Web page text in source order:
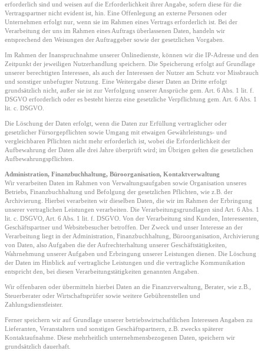
erforderlich sind und weisen auf die Erforderlichkeit ihrer Angabe, sofern diese für die
Vertragspartner nicht evident ist, hin. Eine Offenlegung an externe Personen oder
Unternehmen erfolgt nur, wenn sie im Rahmen eines Vertrags erforderlich ist. Bei der
Verarbeitung der uns im Rahmen eines Auftrags überlassenen Daten, handeln wir
entsprechend den Weisungen der Auftraggeber sowie der gesetzlichen Vorgaben.
Im Rahmen der Inanspruchnahme unserer Onlinedienste, können wir die IP-Adresse und den
Zeitpunkt der jeweiligen Nutzerhandlung speichern. Die Speicherung erfolgt auf Grundlage
unserer berechtigten Interessen, als auch der Interessen der Nutzer am Schutz vor Missbrauch
und sonstiger unbefugter Nutzung. Eine Weitergabe dieser Daten an Dritte erfolgt
grundsätzlich nicht, außer sie ist zur Verfolgung unserer Ansprüche gem. Art. 6 Abs. 1 lit. f.
DSGVO erforderlich oder es besteht hierzu eine gesetzliche Verpflichtung gem. Art. 6 Abs. 1
lit. c. DSGVO.
Die Löschung der Daten erfolgt, wenn die Daten zur Erfüllung vertraglicher oder
gesetzlicher Fürsorgepflichten sowie Umgang mit etwaigen Gewährleistungs- und
vergleichbaren Pflichten nicht mehr erforderlich ist, wobei die Erforderlichkeit der
Aufbewahrung der Daten alle drei Jahre überprüft wird; im Übrigen gelten die gesetzlichen
Aufbewahrungspflichten.
Administration, Finanzbuchhaltung, Büroorganisation, Kontaktverwaltung
Wir verarbeiten Daten im Rahmen von Verwaltungsaufgaben sowie Organisation unseres
Betriebs, Finanzbuchhaltung und Befolgung der gesetzlichen Pflichten, wie z.B. der
Archivierung. Hierbei verarbeiten wir dieselben Daten, die wir im Rahmen der Erbringung
unserer vertraglichen Leistungen verarbeiten. Die Verarbeitungsgrundlagen sind Art. 6 Abs. 1
lit. c. DSGVO, Art. 6 Abs. 1 lit. f. DSGVO. Von der Verarbeitung sind Kunden, Interessenten,
Geschäftspartner und Websitebesucher betroffen. Der Zweck und unser Interesse an der
Verarbeitung liegt in der Administration, Finanzbuchhaltung, Büroorganisation, Archivierung
von Daten, also Aufgaben die der Aufrechterhaltung unserer Geschäftstätigkeiten,
Wahrnehmung unserer Aufgaben und Erbringung unserer Leistungen dienen. Die Löschung
der Daten im Hinblick auf vertragliche Leistungen und die vertragliche Kommunikation
entspricht den, bei diesen Verarbeitungstätigkeiten genannten Angaben.
Wir offenbaren oder übermitteln hierbei Daten an die Finanzverwaltung, Berater, wie z.B.,
Steuerberater oder Wirtschaftsprüfer sowie weitere Gebührenstellen und
Zahlungsdienstleister.
Ferner speichern wir auf Grundlage unserer betriebswirtschaftlichen Interessen Angaben zu
Lieferanten, Veranstaltern und sonstigen Geschäftspartnern, z.B. zwecks späterer
Kontaktaufnahme. Diese mehrheitlich unternehmensbezogenen Daten, speichern wir
grundsätzlich dauerhaft.